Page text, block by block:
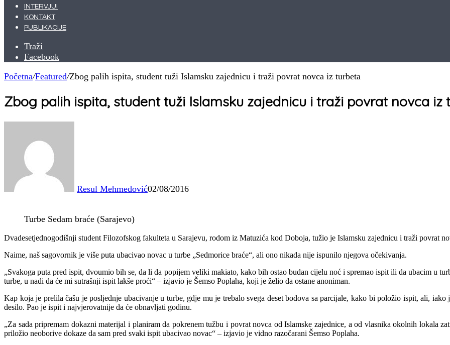
INTERVJUI
KONTAKT
PUBLIKACIJE
Traži
Facebook
Početna/Featured/Zbog palih ispita, student tuži Islamsku zajednicu i traži povrat novca iz turbeta
Zbog palih ispita, student tuži Islamsku zajednicu i traži povrat novca iz
Resul Mehmedović02/08/2016
Turbe Sedam braće (Sarajevo)
Dvadesetjednogodišnji student Filozofskog fakulteta u Sarajevu, rodom iz Matuzića kod Doboja, tužio je Islamsku zajednicu i traži povrat
Naime, naš sagovornik je više puta ubacivao novac u turbe „Sedmorice braće“, ali ono nikada nije ispunilo njegova očekivanja.
„Svakoga puta pred ispit, dvoumio bih se, da li da popijem veliki makiato, kako bih ostao budan cijelu noć i spremao ispit ili da ubacim u
turbe, u nadi da će mi sutrašnji ispit lakše proći“ – izjavio je Šemso Poplaha, koji je želio da ostane anoniman.
Kap koja je prelila čašu je posljednje ubacivanje u turbe, gdje mu je trebalo svega deset bodova sa parcijale, kako bi položio ispit, ali,
desilo. Pao je ispit i najvjerovatnije da će obnavljati godinu.
„Za sada pripremam dokazni materijal i planiram da pokrenem tužbu i povrat novca od Islamske zajednice, a od vlasnika okolnih lokala
priložio neoborive dokaze da sam pred svaki ispit ubacivao novac“ – izjavio je vidno razočarani Šemso Poplaha.